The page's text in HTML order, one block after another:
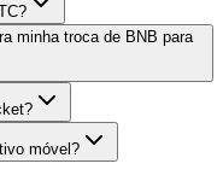
minha troca de BNB para
móvel?